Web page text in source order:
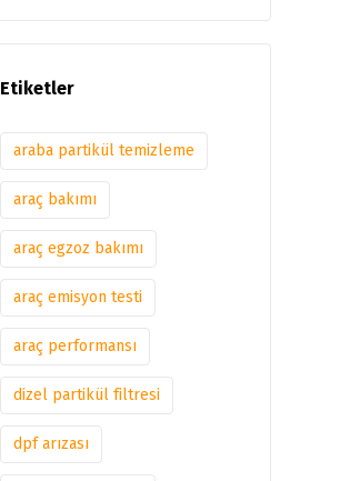
Etiketler
araba partikül temizleme
araç bakımı
araç egzoz bakımı
araç emisyon testi
araç performansı
dizel partikül filtresi
dpf arızası